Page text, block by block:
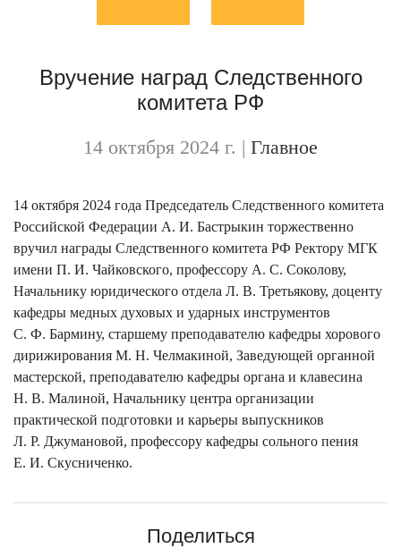
Вручение наград Следственного
комитета РФ
14 октября 2024 г. | Главное
14 октября 2024 года Председатель Следственного комитета
Российской Федерации А. И. Бастрыкин торжественно
вручил награды Следственного комитета РФ Ректору МГК
имени П. И. Чайковского, профессору А. С. Соколову,
Начальнику юридического отдела Л. В. Третьякову, доценту
кафедры медных духовых и ударных инструментов
С. Ф. Бармину, старшему преподавателю кафедры хорового
дирижирования М. Н. Челмакиной, Заведующей органной
мастерской, преподавателю кафедры органа и клавесина
Н. В. Малиной, Начальнику центра организации
практической подготовки и карьеры выпускников
Л. Р. Джумановой, профессору кафедры сольного пения
Е. И. Скусниченко.
Поделиться